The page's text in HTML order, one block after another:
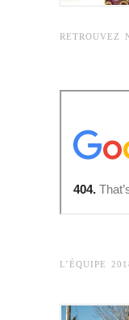
RETROUVEZ
L’ÉQUIPE